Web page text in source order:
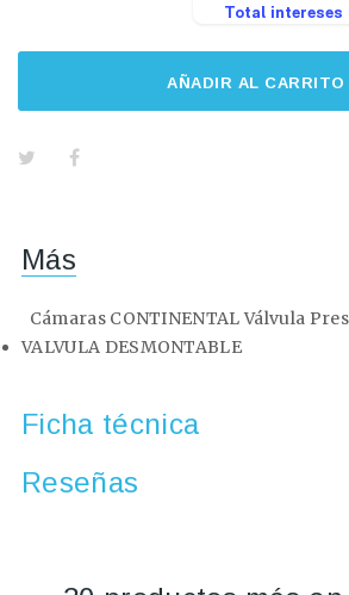
AÑADIR AL CARRITO
Más
Cámaras CONTINENTAL Válvula
VALVULA DESMONTABLE
Ficha técnica
Reseñas